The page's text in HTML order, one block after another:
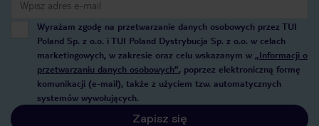
Wyrażam zgodę na przetwarzanie danych osobowych przez TUI
Poland Sp. z o.o. i TUI Poland Dystrybucja Sp. z o.o. w celach
marketingowych, w zakresie oraz celu wskazanym w „Informacji o
przetwarzaniu danych osobowych”, poprzez elektroniczną formę
komunikacji (e-mail), także z użyciem tzw. automatycznych
systemów wywołujących.
Zapisz się